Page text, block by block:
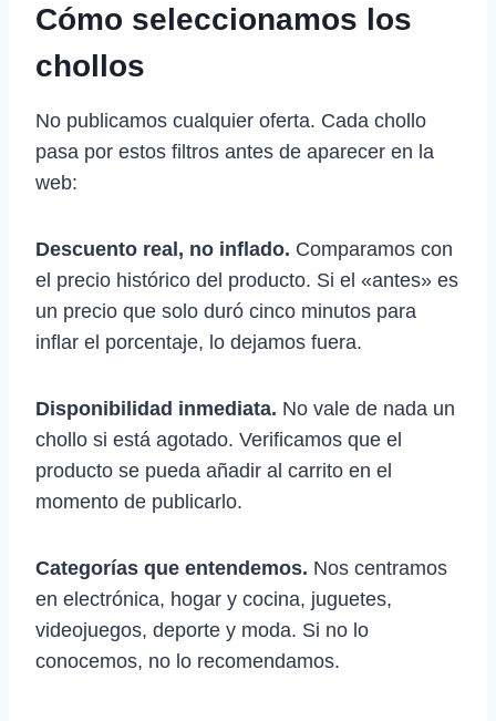
Cómo seleccionamos los
chollos
No publicamos cualquier oferta. Cada chollo
pasa por estos filtros antes de aparecer en la
web:
Descuento real, no inflado. Comparamos con
el precio histórico del producto. Si el «antes» es
un precio que solo duró cinco minutos para
inflar el porcentaje, lo dejamos fuera.
Disponibilidad inmediata. No vale de nada un
chollo si está agotado. Verificamos que el
producto se pueda añadir al carrito en el
momento de publicarlo.
Categorías que entendemos. Nos centramos
en electrónica, hogar y cocina, juguetes,
videojuegos, deporte y moda. Si no lo
conocemos, no lo recomendamos.